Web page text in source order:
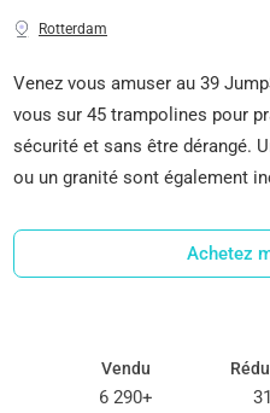
Rotterdam
Venez vous amuser au 39
vous sur 45 trampolines pour
sécurité et sans être dérangé.
ou un granité sont également
Achetez
Vendu
6 290+